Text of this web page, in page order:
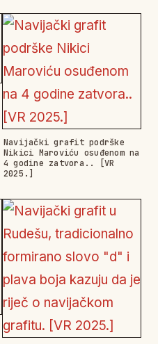
Navijački grafit podrške
Nikici Maroviću osuđenom na
4 godine zatvora.. [VR
2025.]